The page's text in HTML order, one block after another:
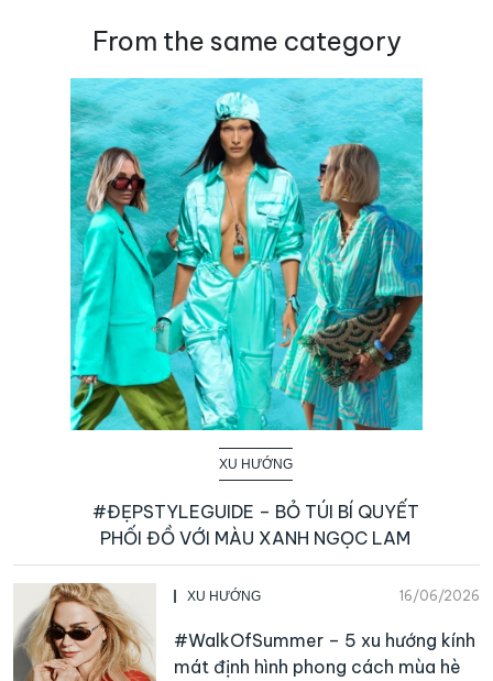
From the same category
XU HƯỚNG
#ĐẸPSTYLEGUIDE – BỎ TÚI BÍ QUYẾT
PHỐI ĐỒ VỚI MÀU XANH NGỌC LAM
XU HƯỚNG 16/06/2026
#WalkOfSummer – 5 xu hướng kính
mát định hình phong cách mùa hè